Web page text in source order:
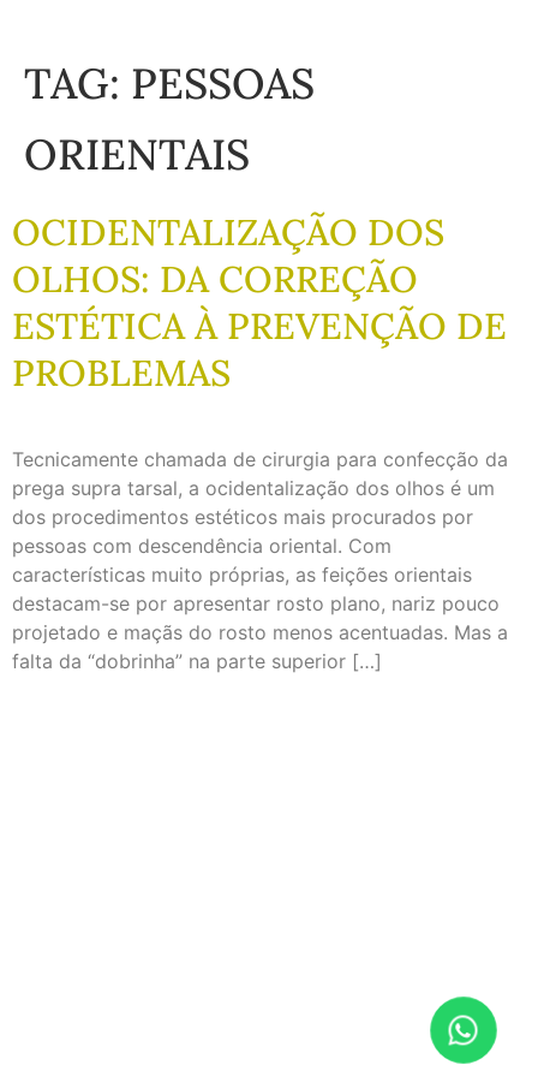
TAG: PESSOAS
ORIENTAIS
OCIDENTALIZAÇÃO DOS
OLHOS: DA CORREÇÃO
ESTÉTICA À PREVENÇÃO DE
PROBLEMAS
Tecnicamente chamada de cirurgia para confecção da
prega supra tarsal, a ocidentalização dos olhos é um
dos procedimentos estéticos mais procurados por
pessoas com descendência oriental. Com
características muito próprias, as feições orientais
destacam-se por apresentar rosto plano, nariz pouco
projetado e maçãs do rosto menos acentuadas. Mas a
falta da “dobrinha” na parte superior […]